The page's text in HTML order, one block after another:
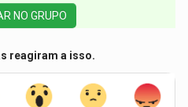
NO GRUPO
reagiram a isso.